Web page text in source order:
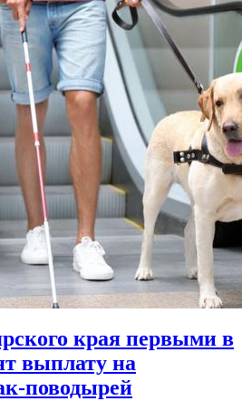
края первыми в
выплату на
поводырей